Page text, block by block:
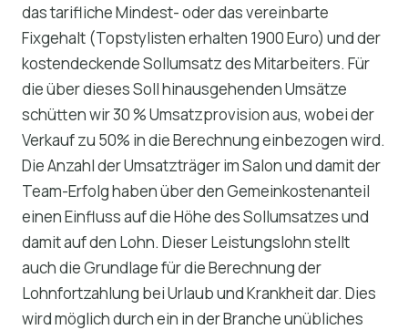
das tarifliche Mindest- oder das vereinbarte
Fixgehalt (Topstylisten erhalten 1900 Euro) und der
kostendeckende Sollumsatz des Mitarbeiters. Für
die über dieses Soll hinausgehenden Umsätze
schütten wir 30 % Umsatzprovision aus, wobei der
Verkauf zu 50% in die Berechnung einbezogen wird.
Die Anzahl der Umsatzträger im Salon und damit der
Team-Erfolg haben über den Gemeinkostenanteil
einen Einfluss auf die Höhe des Sollumsatzes und
damit auf den Lohn. Dieser Leistungslohn stellt
auch die Grundlage für die Berechnung der
Lohnfortzahlung bei Urlaub und Krankheit dar. Dies
wird möglich durch ein in der Branche unübliches